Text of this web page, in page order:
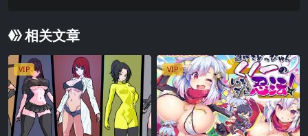
相关文章
VIP VIP